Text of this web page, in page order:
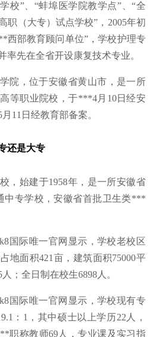
校”、“蚌埠医学院教学点”、“全
职（大专）试点学校”，2005年初
西部教育顾问单位”，学校护理专
率先在全省开设康复技术专业。
院，位于安徽省黄山市，是一所
等职业院校，于***4月10日经安
11日经教育部备案。
还是大专
，始建于1958年，是一所安徽省
中专学校，安徽省首批卫生类***
国际唯一官网显示，学校老校区
地面积421亩，建筑面积75000平
；全日制在校生6898人。
国际唯一官网显示，学校现有专
：1，其中硕士以上学历22人，
职称教师69人，专业课及实习指